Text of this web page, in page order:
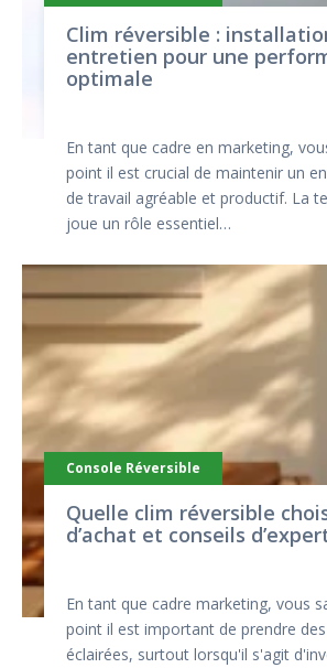
Clim réversible :
entretien pour une
optimale
En tant que cadre en marketing,
point il est crucial de maintenir un
de travail agréable et productif. La
joue un rôle essentiel…
Console Réversible
Quelle clim réversible
d’achat et conseils
En tant que cadre marketing, vous
point il est important de prendre
éclairées, surtout lorsqu'il s'agit